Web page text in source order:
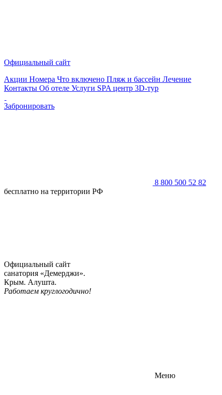
Официальный сайт
Акции Номера Что включено Пляж и бассейн Лечение
Контакты Об отеле Услуги SPA центр 3D-тур
Забронировать
8 800 500 52 82
бесплатно на территории РФ
Официальный сайт
санатория «Демерджи».
Крым. Алушта.
Работаем круглогодично!
Меню